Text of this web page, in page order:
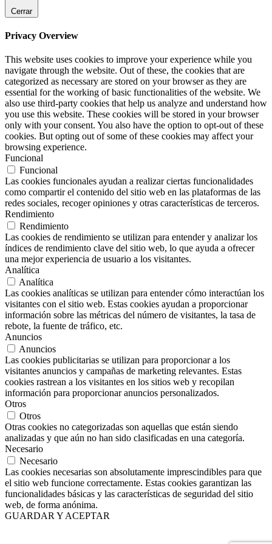
Cerrar
Privacy Overview
This website uses cookies to improve your experience while you
navigate through the website. Out of these, the cookies that are
categorized as necessary are stored on your browser as they are
essential for the working of basic functionalities of the website. We
also use third-party cookies that help us analyze and understand how
you use this website. These cookies will be stored in your browser
only with your consent. You also have the option to opt-out of these
cookies. But opting out of some of these cookies may affect your
browsing experience.
Funcional
Funcional
Las cookies funcionales ayudan a realizar ciertas funcionalidades
como compartir el contenido del sitio web en las plataformas de las
redes sociales, recoger opiniones y otras características de terceros.
Rendimiento
Rendimiento
Las cookies de rendimiento se utilizan para entender y analizar los
índices de rendimiento clave del sitio web, lo que ayuda a ofrecer
una mejor experiencia de usuario a los visitantes.
Analítica
Analítica
Las cookies analíticas se utilizan para entender cómo interactúan los
visitantes con el sitio web. Estas cookies ayudan a proporcionar
información sobre las métricas del número de visitantes, la tasa de
rebote, la fuente de tráfico, etc.
Anuncios
Anuncios
Las cookies publicitarias se utilizan para proporcionar a los
visitantes anuncios y campañas de marketing relevantes. Estas
cookies rastrean a los visitantes en los sitios web y recopilan
información para proporcionar anuncios personalizados.
Otros
Otros
Otras cookies no categorizadas son aquellas que están siendo
analizadas y que aún no han sido clasificadas en una categoría.
Necesario
Necesario
Las cookies necesarias son absolutamente imprescindibles para que
el sitio web funcione correctamente. Estas cookies garantizan las
funcionalidades básicas y las características de seguridad del sitio
web, de forma anónima.
GUARDAR Y ACEPTAR